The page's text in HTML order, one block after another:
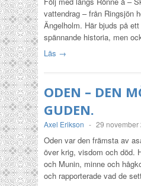
vattendrag – från Ringsjön
Ängelholm. Här bjuds på
spännande historia, men
Läs →
ODEN – DEN
GUDEN.
Axel Erikson - 29 november
Oden var den främsta av
över krig, visdom och död.
och Munin, minne och
och rapporterade vad de